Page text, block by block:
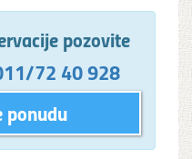
pozovite
72 40 928